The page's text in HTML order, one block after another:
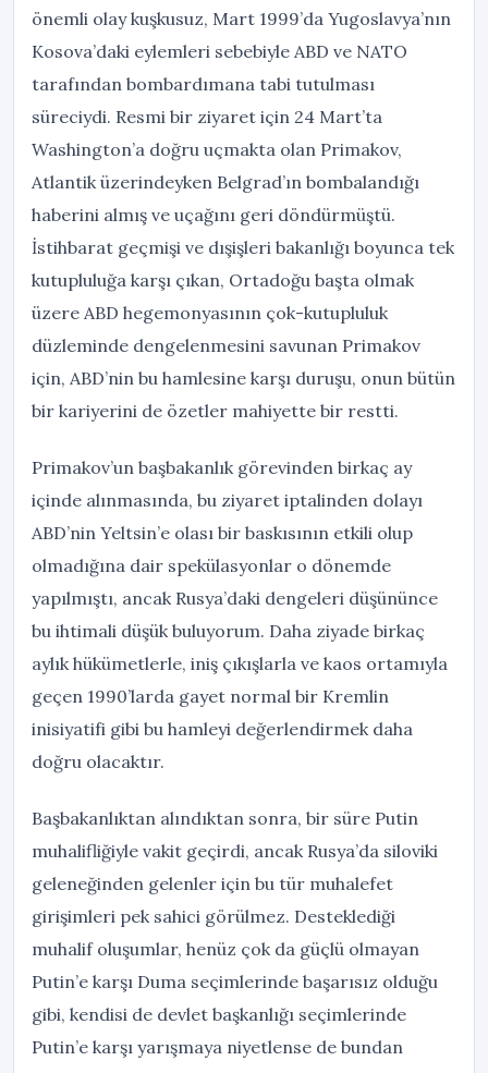
önemli olay kuşkusuz, Mart 1999’da Yugoslavya’nın
Kosova’daki eylemleri sebebiyle ABD ve NATO
tarafından bombardımana tabi tutulması
süreciydi. Resmi bir ziyaret için 24 Mart’ta
Washington’a doğru uçmakta olan Primakov,
Atlantik üzerindeyken Belgrad’ın bombalandığı
haberini almış ve uçağını geri döndürmüştü.
İstihbarat geçmişi ve dışişleri bakanlığı boyunca tek
kutupluluğa karşı çıkan, Ortadoğu başta olmak
üzere ABD hegemonyasının çok-kutupluluk
düzleminde dengelenmesini savunan Primakov
için, ABD’nin bu hamlesine karşı duruşu, onun bütün
bir kariyerini de özetler mahiyette bir restti.
Primakov’un başbakanlık görevinden birkaç ay
içinde alınmasında, bu ziyaret iptalinden dolayı
ABD’nin Yeltsin’e olası bir baskısının etkili olup
olmadığına dair spekülasyonlar o dönemde
yapılmıştı, ancak Rusya’daki dengeleri düşününce
bu ihtimali düşük buluyorum. Daha ziyade birkaç
aylık hükümetlerle, iniş çıkışlarla ve kaos ortamıyla
geçen 1990’larda gayet normal bir Kremlin
inisiyatifi gibi bu hamleyi değerlendirmek daha
doğru olacaktır.
Başbakanlıktan alındıktan sonra, bir süre Putin
muhalifliğiyle vakit geçirdi, ancak Rusya’da siloviki
geleneğinden gelenler için bu tür muhalefet
girişimleri pek sahici görülmez. Desteklediği
muhalif oluşumlar, henüz çok da güçlü olmayan
Putin’e karşı Duma seçimlerinde başarısız olduğu
gibi, kendisi de devlet başkanlığı seçimlerinde
Putin’e karşı yarışmaya niyetlense de bundan